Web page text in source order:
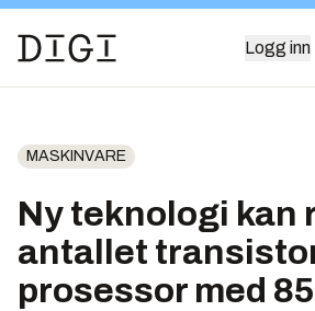
Logg inn
MASKINVARE
Ny teknologi kan
antallet
prosessor med